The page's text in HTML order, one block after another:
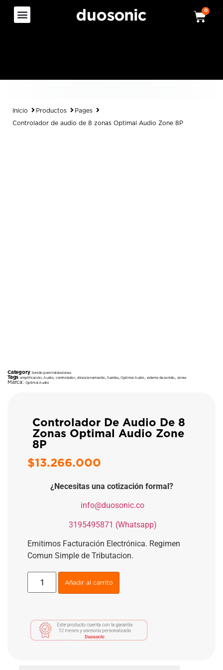
0
Inicio Productos Pages
Controlador de audio de 8 zonas Optimal Audio Zone 8P
Category Sonido para Instalaciones
Tags amplificación, Audio ,controlador,direccionamiento ,fuentes,Optimal Audio sistema de sonido zonas
Marca: Optimal Audio
Controlador De Audio De 8
Zonas Optimal Audio Zone
8P
$13.266.000
¿Necesitas una cotización formal?
info@duosonic.co
3195495871 (Whatsapp)
Emitimos Facturación Electrónica. Regimen
Comun Simple de Tributacion.
Añadir al carrito